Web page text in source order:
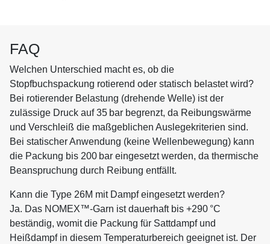
FAQ
Welchen Unterschied macht es, ob die
Stopfbuchspackung rotierend oder statisch belastet wird?
Bei rotierender Belastung (drehende Welle) ist der
zulässige Druck auf 35 bar begrenzt, da Reibungswärme
und Verschleiß die maßgeblichen Auslegekriterien sind.
Bei statischer Anwendung (keine Wellenbewegung) kann
die Packung bis 200 bar eingesetzt werden, da thermische
Beanspruchung durch Reibung entfällt.
Kann die Type 26M mit Dampf eingesetzt werden?
Ja. Das NOMEX™-Garn ist dauerhaft bis +290 °C
beständig, womit die Packung für Sattdampf und
Heißdampf in diesem Temperaturbereich geeignet ist. Der